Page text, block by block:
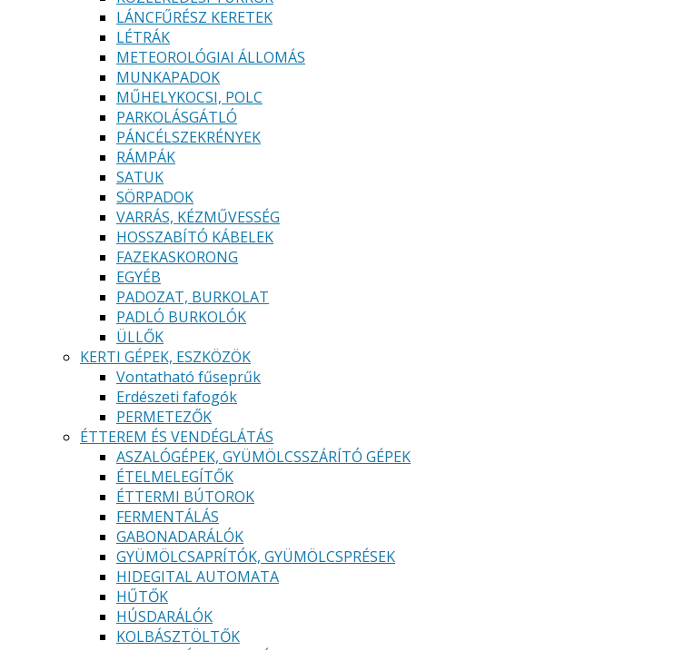
LÁNCFŰRÉSZ KERETEK
LÉTRÁK
METEOROLÓGIAI ÁLLOMÁS
MUNKAPADOK
MŰHELYKOCSI, POLC
PARKOLÁSGÁTLÓ
PÁNCÉLSZEKRÉNYEK
RÁMPÁK
SATUK
SÖRPADOK
VARRÁS, KÉZMŰVESSÉG
HOSSZABÍTÓ KÁBELEK
FAZEKASKORONG
EGYÉB
PADOZAT, BURKOLAT
PADLÓ BURKOLÓK
ÜLLŐK
KERTI GÉPEK, ESZKÖZÖK
Vontatható fűseprűk
Erdészeti fafogók
PERMETEZŐK
ÉTTEREM ÉS VENDÉGLÁTÁS
ASZALÓGÉPEK, GYÜMÖLCSSZÁRÍTÓ GÉPEK
ÉTELMELEGÍTŐK
ÉTTERMI BÚTOROK
FERMENTÁLÁS
GABONADARÁLÓK
GYÜMÖLCSAPRÍTÓK, GYÜMÖLCSPRÉSEK
HIDEGITAL AUTOMATA
HŰTŐK
HÚSDARÁLÓK
KOLBÁSZTÖLTŐK